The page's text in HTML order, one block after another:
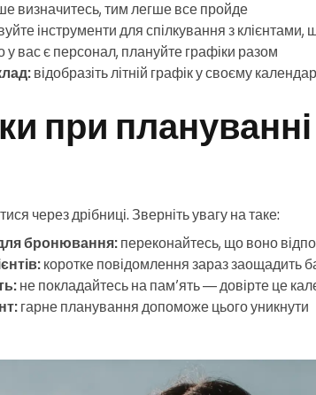
визначитесь, тим легше все пройде
інструменти для спілкування з клієнтами,
у вас є персонал, плануйте графіки разом
відобразіть літній графік у своєму
при плануванні
через дрібниці. Зверніть увагу на таке:
бронювання:переконайтесь, що воно
коротке повідомлення зараз заощадить
не покладайтесь на пам’ять — довірте це
гарне планування допоможе цього уникнути